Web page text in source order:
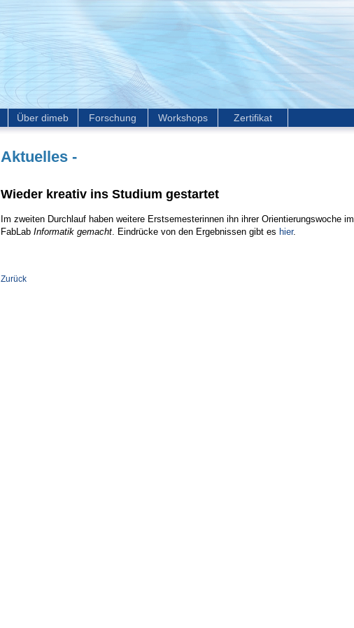
Über dimeb Forschung Workshops Zertifikat
Aktuelles -
Wieder kreativ ins Studium gestartet
Im zweiten Durchlauf haben weitere Erstsemesterinnen ihn ihrer Orientierungswoche im
FabLab Informatik gemacht. Eindrücke von den Ergebnissen gibt es hier.
Zurück